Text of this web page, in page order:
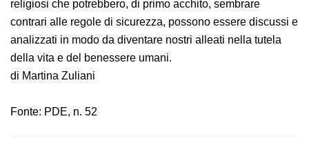
modo che esse stesse inseriscano tali argomenti nei
loro sermoni, specialmente nelle situazioni di
emergenza. In tale modo, dei concetti religiosi che
potrebbero, di primo acchito, sembrare contrari alle
regole di sicurezza, possono essere discussi e analizzati
vita e del benessere umani.